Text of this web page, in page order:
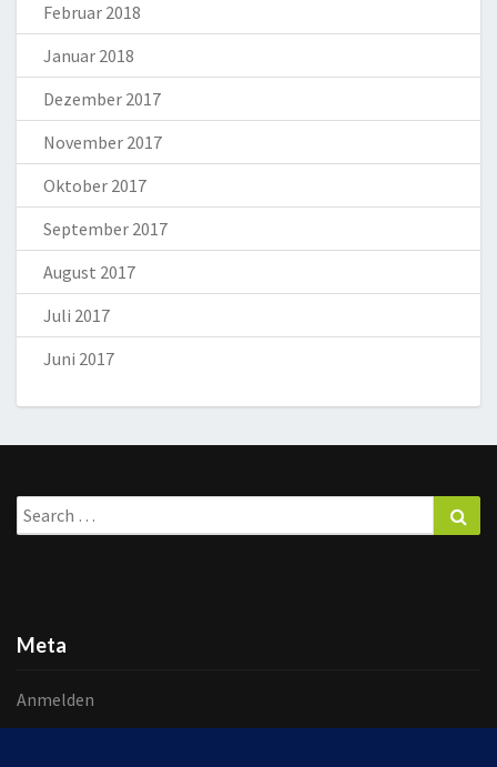
Februar 2018
Januar 2018
Dezember 2017
November 2017
Oktober 2017
September 2017
August 2017
Juli 2017
Juni 2017
Search
for:
Meta
Anmelden
Eintrags-Feed